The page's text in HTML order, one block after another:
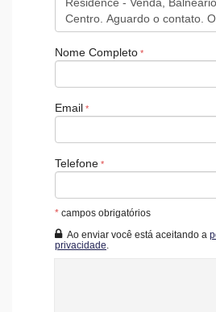
Infra para Veículos Elétricos
Acessibilidade para PNE
Nome Completo
Email
Telefone
* campos obrigatórios
Ao enviar você está aceitando a
privacidade